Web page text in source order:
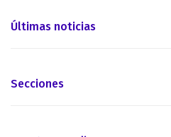
Últimas noticias
Secciones